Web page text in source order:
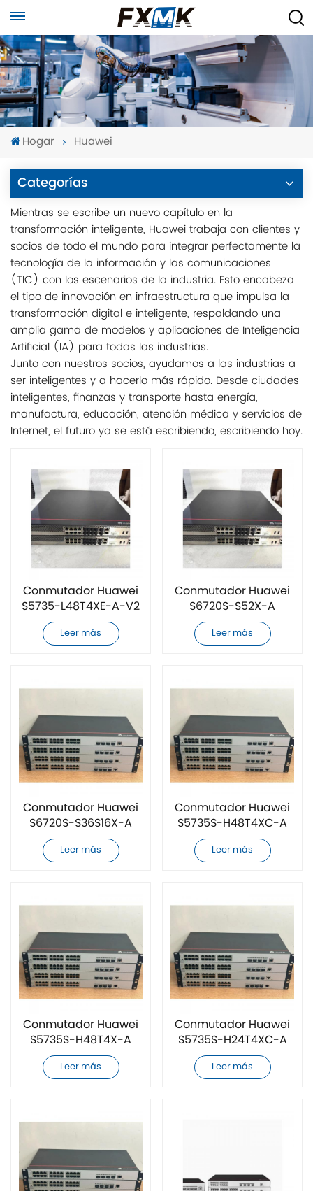
Hogar Huawei
Categorías
Mientras se escribe un nuevo capítulo en la
transformación inteligente, Huawei trabaja con clientes y
socios de todo el mundo para integrar perfectamente la
tecnología de la información y las comunicaciones
(TIC) con los escenarios de la industria. Esto encabeza
el tipo de innovación en infraestructura que impulsa la
transformación digital e inteligente, respaldando una
amplia gama de modelos y aplicaciones de Inteligencia
Artificial (IA) para todas las industrias.
Junto con nuestros socios, ayudamos a las industrias a
ser inteligentes y a hacerlo más rápido. Desde ciudades
inteligentes, finanzas y transporte hasta energía,
manufactura, educación, atención médica y servicios de
Internet, el futuro ya se está escribiendo, escribiendo hoy.
Conmutador Huawei
S5735-L48T4XE-A-V2
original nuevo
Leer más
Conmutador Huawei
S6720S-S52X-A
original nuevo
Leer más
Conmutador Huawei
S6720S-S36S16X-A
original nuevo
Leer más
Conmutador Huawei
S5735S-H48T4XC-A
original nuevo
Leer más
Conmutador Huawei
S5735S-H48T4X-A
original nuevo
Leer más
Conmutador Huawei
S5735S-H24T4XC-A
original nuevo
Leer más